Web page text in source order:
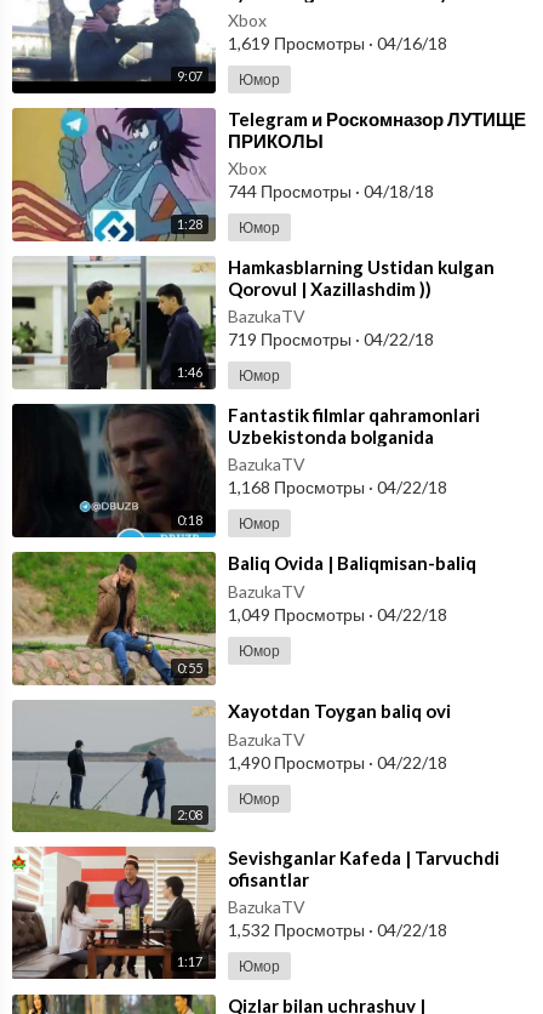
9:07
Xbox
1,619 Просмотры · 04/16/18
Юмор
1:28
⁣Telegram и Роскомназор ЛУТИЩЕ
ПРИКОЛЫ
Xbox
744 Просмотры · 04/18/18
Юмор
1:46
⁣Hamkasblarning Ustidan kulgan
Qorovul | Xazillashdim ))
BazukaTV
719 Просмотры · 04/22/18
Юмор
0:18
⁣Fantastik filmlar qahramonlari
Uzbekistonda bolganida
BazukaTV
1,168 Просмотры · 04/22/18
Юмор
0:55
⁣Baliq Ovida | Baliqmisan-baliq
BazukaTV
1,049 Просмотры · 04/22/18
Юмор
2:08
⁣Xayotdan Toygan baliq ovi
BazukaTV
1,490 Просмотры · 04/22/18
Юмор
1:17
⁣Sevishganlar Kafeda | Tarvuchdi
ofisantlar
BazukaTV
1,532 Просмотры · 04/22/18
Юмор
⁣Qizlar bilan uchrashuv |